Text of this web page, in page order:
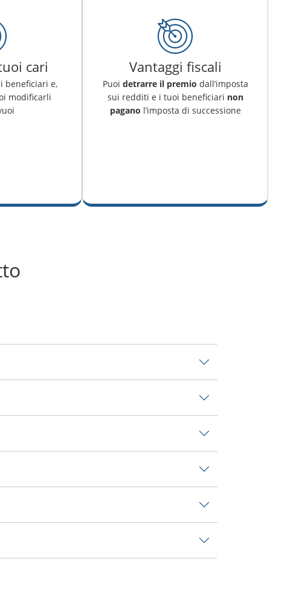
cari
i beneficiari e,
modificarli
Vantaggi fiscali
Puoi detrarre il premio dall’imposta
sui redditi e i tuoi beneficiari non
pagano l’imposta di successione